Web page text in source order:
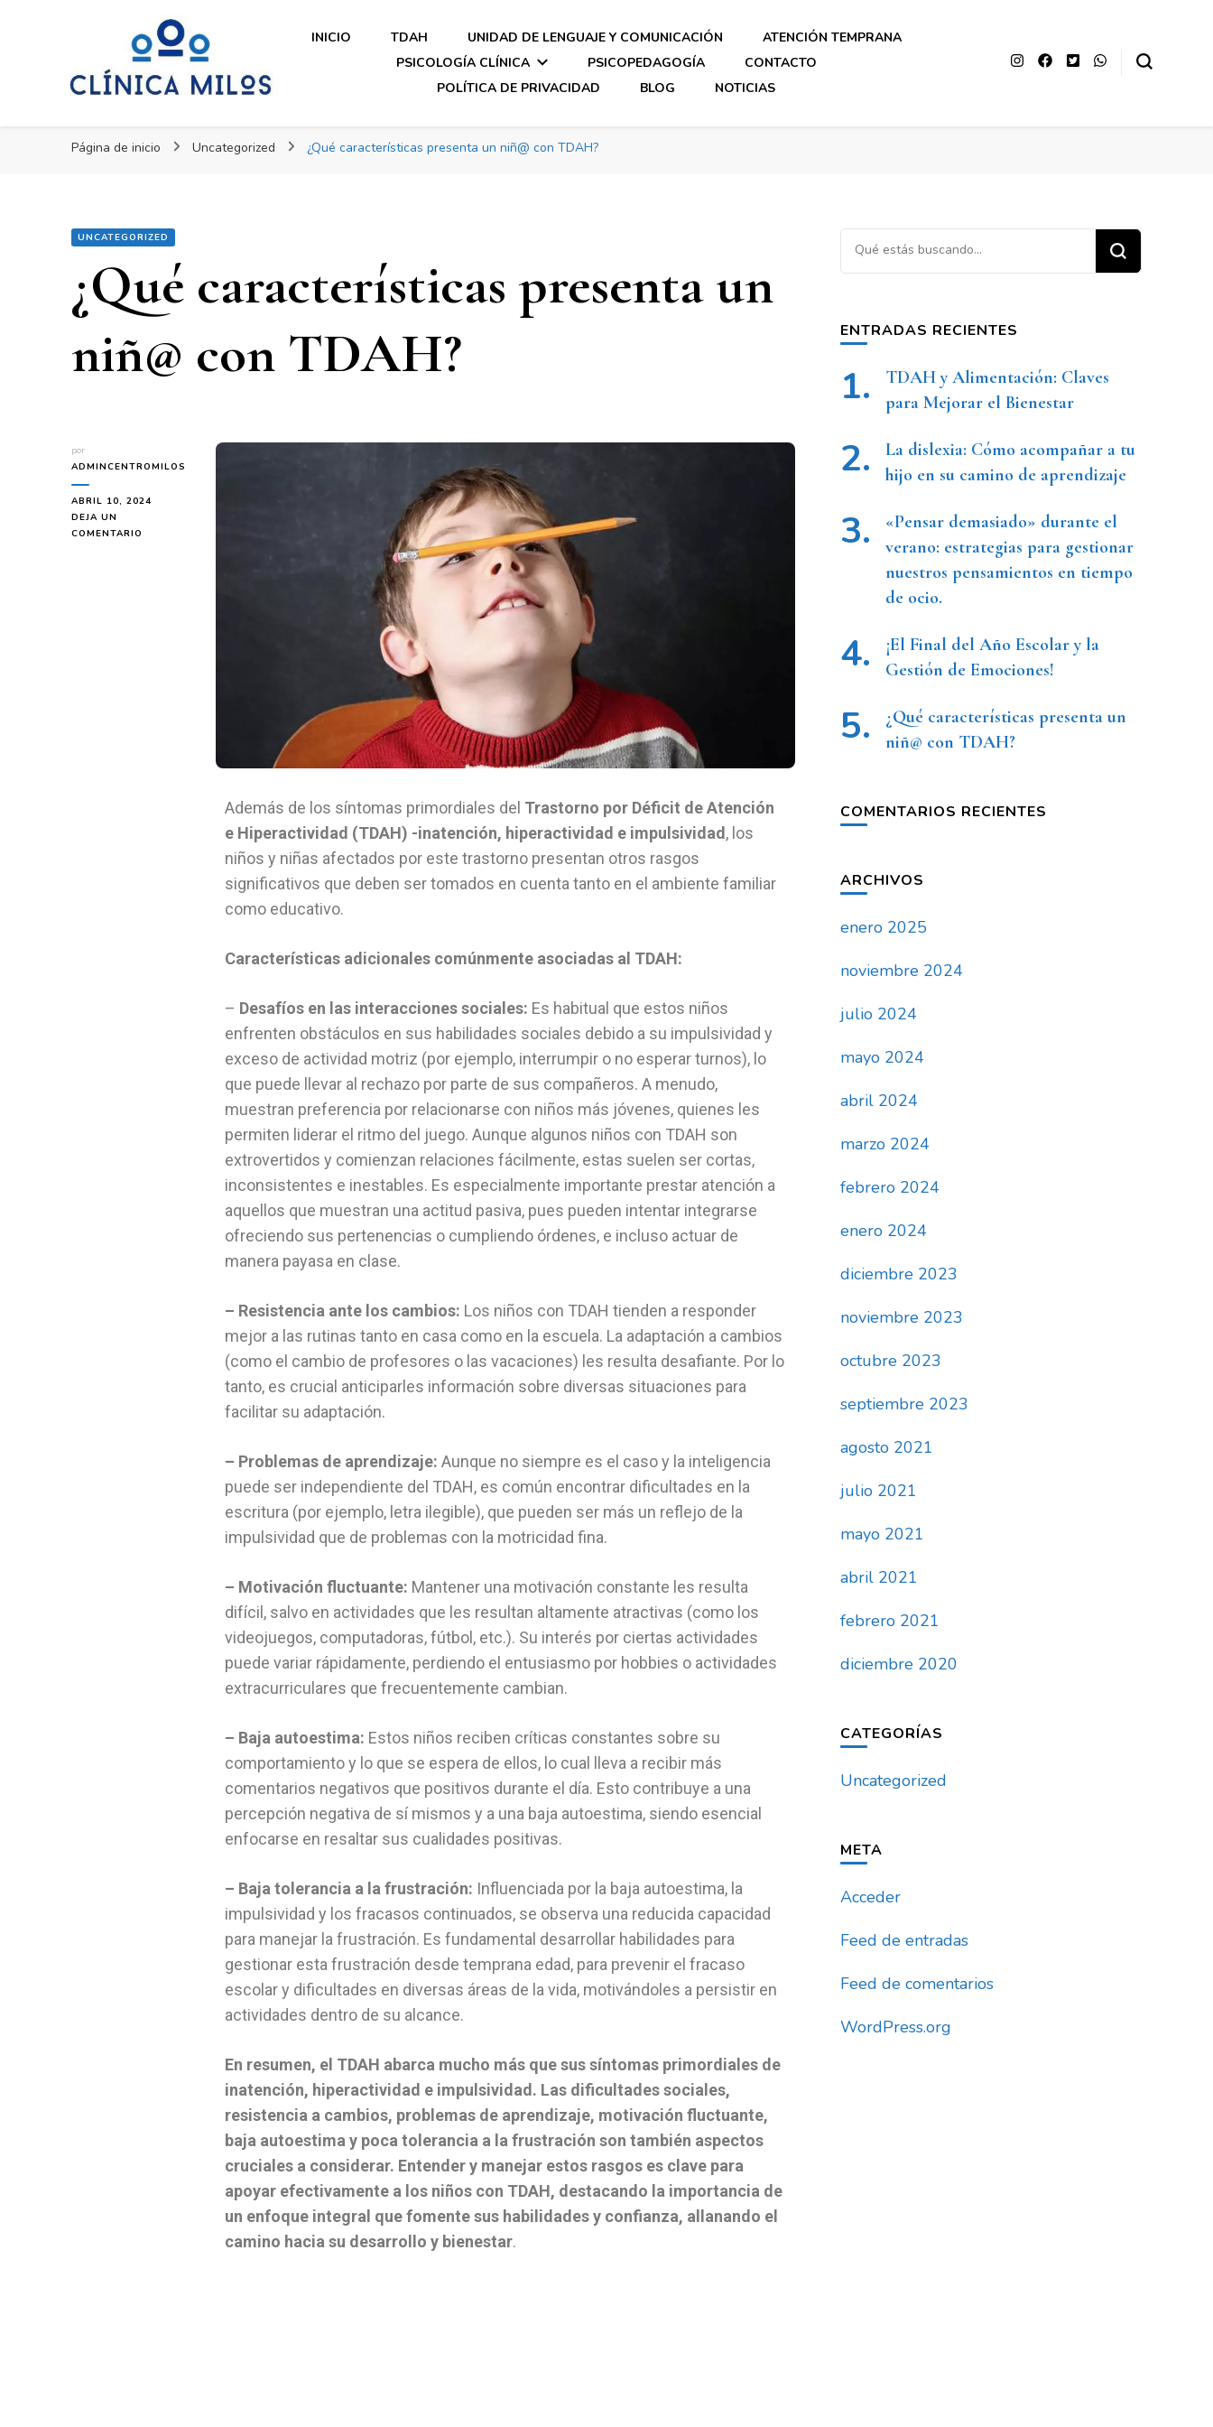
Clínica Milos
INICIO TDAH UNIDAD DE LENGUAJE Y COMUNICACIÓN
ATENCIÓN TEMPRANA
PSICOLOGÍA CLÍNICA
PSICOPEDAGOGÍA
CONTACTO
POLÍTICA DE PRIVACIDAD
BLOG NOTICIAS
Página de inicio Uncategorized ¿Qué características presenta un niñ@ con TDAH?
UNCATEGORIZED
¿Qué características presenta un
niñ@ con TDAH?
por
ADMINCENTROMILOS
ABRIL 10, 2024
DEJA UN
COMENTARIO
Además de los síntomas primordiales del Trastorno por Déficit de Atención
e Hiperactividad (TDAH) -inatención, hiperactividad e impulsividad, los
niños y niñas afectados por este trastorno presentan otros rasgos
significativos que deben ser tomados en cuenta tanto en el ambiente familiar
como educativo.
Características adicionales comúnmente asociadas al TDAH:
– Desafíos en las interacciones sociales: Es habitual que estos niños
enfrenten obstáculos en sus habilidades sociales debido a su impulsividad y
exceso de actividad motriz (por ejemplo, interrumpir o no esperar turnos), lo
que puede llevar al rechazo por parte de sus compañeros. A menudo,
muestran preferencia por relacionarse con niños más jóvenes, quienes les
permiten liderar el ritmo del juego. Aunque algunos niños con TDAH son
extrovertidos y comienzan relaciones fácilmente, estas suelen ser cortas,
inconsistentes e inestables. Es especialmente importante prestar atención a
aquellos que muestran una actitud pasiva, pues pueden intentar integrarse
ofreciendo sus pertenencias o cumpliendo órdenes, e incluso actuar de
manera payasa en clase.
– Resistencia ante los cambios: Los niños con TDAH tienden a responder
mejor a las rutinas tanto en casa como en la escuela. La adaptación a cambios
(como el cambio de profesores o las vacaciones) les resulta desafiante. Por lo
tanto, es crucial anticiparles información sobre diversas situaciones para
facilitar su adaptación.
– Problemas de aprendizaje: Aunque no siempre es el caso y la inteligencia
puede ser independiente del TDAH, es común encontrar dificultades en la
escritura (por ejemplo, letra ilegible), que pueden ser más un reflejo de la
impulsividad que de problemas con la motricidad fina.
– Motivación fluctuante: Mantener una motivación constante les resulta
difícil, salvo en actividades que les resultan altamente atractivas (como los
videojuegos, computadoras, fútbol, etc.). Su interés por ciertas actividades
puede variar rápidamente, perdiendo el entusiasmo por hobbies o actividades
extracurriculares que frecuentemente cambian.
– Baja autoestima: Estos niños reciben críticas constantes sobre su
comportamiento y lo que se espera de ellos, lo cual lleva a recibir más
comentarios negativos que positivos durante el día. Esto contribuye a una
percepción negativa de sí mismos y a una baja autoestima, siendo esencial
enfocarse en resaltar sus cualidades positivas.
– Baja tolerancia a la frustración: Influenciada por la baja autoestima, la
impulsividad y los fracasos continuados, se observa una reducida capacidad
para manejar la frustración. Es fundamental desarrollar habilidades para
gestionar esta frustración desde temprana edad, para prevenir el fracaso
escolar y dificultades en diversas áreas de la vida, motivándoles a persistir en
actividades dentro de su alcance.
En resumen, el TDAH abarca mucho más que sus síntomas primordiales de
inatención, hiperactividad e impulsividad. Las dificultades sociales,
resistencia a cambios, problemas de aprendizaje, motivación fluctuante,
baja autoestima y poca tolerancia a la frustración son también aspectos
cruciales a considerar. Entender y manejar estos rasgos es clave para
apoyar efectivamente a los niños con TDAH, destacando la importancia de
un enfoque integral que fomente sus habilidades y confianza, allanando el
camino hacia su desarrollo y bienestar.
ENTRADAS RECIENTES
TDAH y Alimentación: Claves
para Mejorar el Bienestar
La dislexia: Cómo acompañar a tu
hijo en su camino de aprendizaje
«Pensar demasiado» durante el
verano: estrategias para gestionar
nuestros pensamientos en tiempo
de ocio.
¡El Final del Año Escolar y la
Gestión de Emociones!
¿Qué características presenta un
niñ@ con TDAH?
COMENTARIOS RECIENTES
ARCHIVOS
enero 2025
noviembre 2024
julio 2024
mayo 2024
abril 2024
marzo 2024
febrero 2024
enero 2024
diciembre 2023
noviembre 2023
octubre 2023
septiembre 2023
agosto 2021
julio 2021
mayo 2021
abril 2021
febrero 2021
diciembre 2020
CATEGORÍAS
Uncategorized
META
Acceder
Feed de entradas
Feed de comentarios
WordPress.org